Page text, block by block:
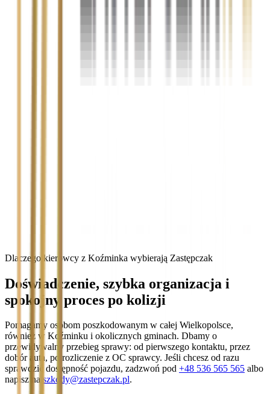
Dlaczego kierowcy z Koźminka wybierają Zastępczak
Doświadczenie, szybka organizacja i
spokojny proces po kolizji
Pomagamy osobom poszkodowanym w całej Wielkopolsce,
również w Koźminku i okolicznych gminach. Dbamy o
przewidywalny przebieg sprawy: od pierwszego kontaktu, przez
dobór auta, po rozliczenie z OC sprawcy. Jeśli chcesz od razu
sprawdzić dostępność pojazdu, zadzwoń pod +48 536 565 565 albo
napisz na szkody@zastepczak.pl.